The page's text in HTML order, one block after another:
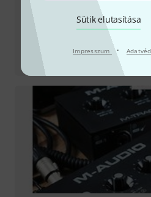
Sütik elutasítása
Impresszum ·
Tesztbeszámoló